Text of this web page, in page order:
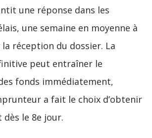
une réponse dans les
une semaine en moyenne à
réception du dossier. La
peut entraîner le
fonds immédiatement,
a fait le choix d’obtenir
le 8e jour.